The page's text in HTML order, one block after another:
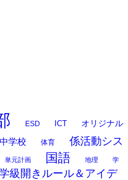
ESD ICT
オリジナル
中学校 体育
係活動シス
単元計画 国語 地理 学
級開きルール＆アイデ